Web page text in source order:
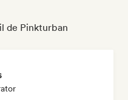
de Pinkturban